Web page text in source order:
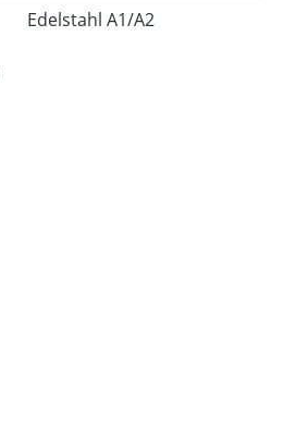
Edelstahl A1/A2